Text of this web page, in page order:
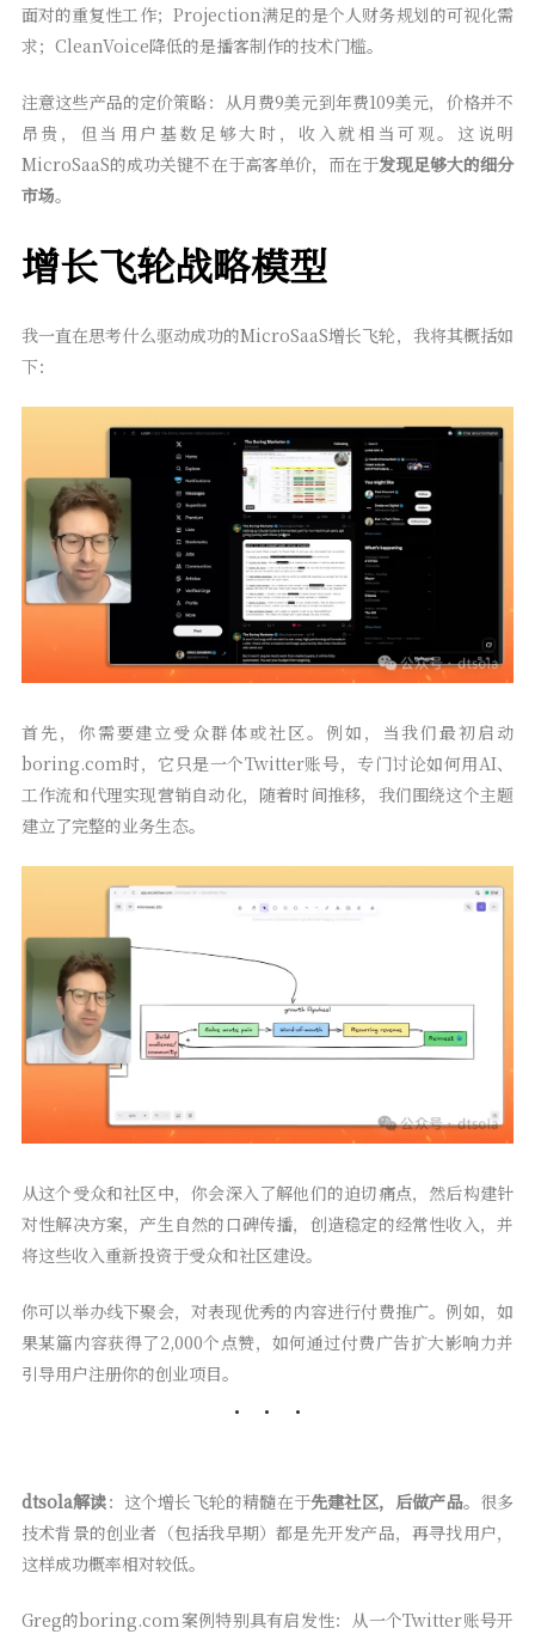
面对的重复性工作；Projection满足的是个人财务规划的可视化需
求；CleanVoice降低的是播客制作的技术门槛。
注意这些产品的定价策略：从月费9美元到年费109美元，价格并不
昂贵，但当用户基数足够大时，收入就相当可观。这说明
MicroSaaS的成功关键不在于高客单价，而在于发现足够大的细分
市场。
增长飞轮战略模型
我一直在思考什么驱动成功的MicroSaaS增长飞轮，我将其概括如
下：
首先，你需要建立受众群体或社区。例如，当我们最初启动
boring.com时，它只是一个Twitter账号，专门讨论如何用AI、
工作流和代理实现营销自动化，随着时间推移，我们围绕这个主题
建立了完整的业务生态。
从这个受众和社区中，你会深入了解他们的迫切痛点，然后构建针
对性解决方案，产生自然的口碑传播，创造稳定的经常性收入，并
将这些收入重新投资于受众和社区建设。
你可以举办线下聚会，对表现优秀的内容进行付费推广。例如，如
果某篇内容获得了2,000个点赞，如何通过付费广告扩大影响力并
引导用户注册你的创业项目。
dtsola解读：这个增长飞轮的精髓在于先建社区，后做产品。很多
技术背景的创业者（包括我早期）都是先开发产品，再寻找用户，
这样成功概率相对较低。
Greg的boring.com案例特别具有启发性：从一个Twitter账号开